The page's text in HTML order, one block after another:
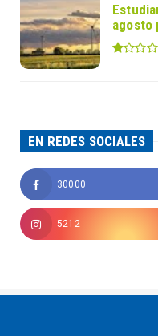
agosto
EN REDES SOCIALES
30000
5212